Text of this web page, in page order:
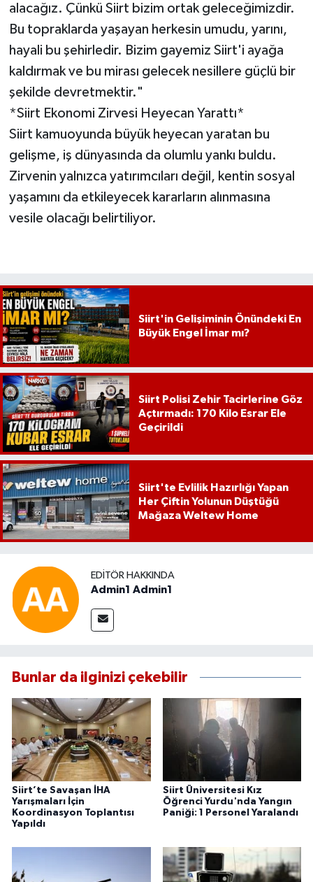
alacağız. Çünkü Siirt bizim ortak geleceğimizdir.
Bu topraklarda yaşayan herkesin umudu, yarını,
hayali bu şehirledir. Bizim gayemiz Siirt'i ayağa
kaldırmak ve bu mirası gelecek nesillere güçlü bir
şekilde devretmektir."
*Siirt Ekonomi Zirvesi Heyecan Yarattı*
Siirt kamuoyunda büyük heyecan yaratan bu
gelişme, iş dünyasında da olumlu yankı buldu.
Zirvenin yalnızca yatırımcıları değil, kentin sosyal
yaşamını da etkileyecek kararların alınmasına
vesile olacağı belirtiliyor.
Siirt'in Gelişiminin Önündeki En
Büyük Engel İmar mı?
Siirt Polisi Zehir Tacirlerine Göz
Açtırmadı: 170 Kilo Esrar Ele
Geçirildi
Siirt'te Evlilik Hazırlığı Yapan
Her Çiftin Yolunun Düştüğü
Mağaza Weltew Home
EDITÖR HAKKINDA
Admin1 Admin1
Bunlar da ilginizi çekebilir
Siirt’te Savaşan İHA
Yarışmaları İçin
Koordinasyon Toplantısı
Yapıldı
Siirt Üniversitesi Kız
Öğrenci Yurdu'nda Yangın
Paniği: 1 Personel Yaralandı